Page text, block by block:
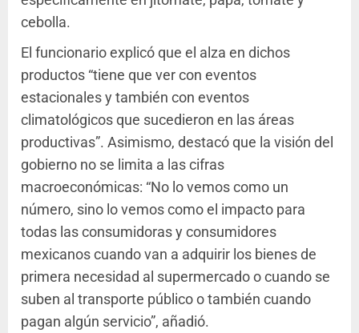
cebolla.
El funcionario explicó que el alza en dichos
productos “tiene que ver con eventos
estacionales y también con eventos
climatológicos que sucedieron en las áreas
productivas”. Asimismo, destacó que la visión del
gobierno no se limita a las cifras
macroeconómicas: “No lo vemos como un
número, sino lo vemos como el impacto para
todas las consumidoras y consumidores
mexicanos cuando van a adquirir los bienes de
primera necesidad al supermercado o cuando se
suben al transporte público o también cuando
pagan algún servicio”, añadió.